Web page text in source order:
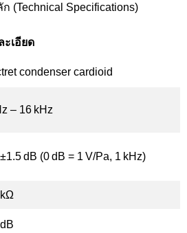
(Technical Specifications)
ะเอียด
condenser cardioid
– 16 kHz
dB (0 dB = 1 V/Pa, 1 kHz)